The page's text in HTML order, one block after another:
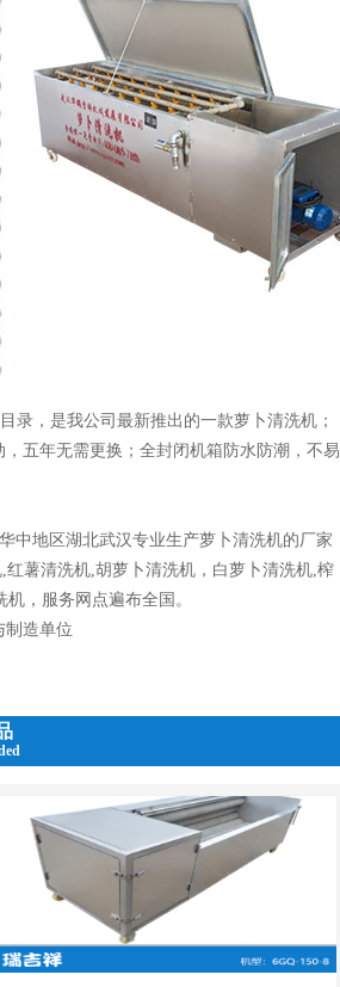
录，是我公司最新推出的一款萝卜清洗机；
五年无需更换；全封闭机箱防水防潮，不易
中地区湖北武汉专业生产萝卜清洗机的厂家
薯清洗机,胡萝卜清洗机，白萝卜清洗机,榨
，服务网点遍布全国。
制造单位